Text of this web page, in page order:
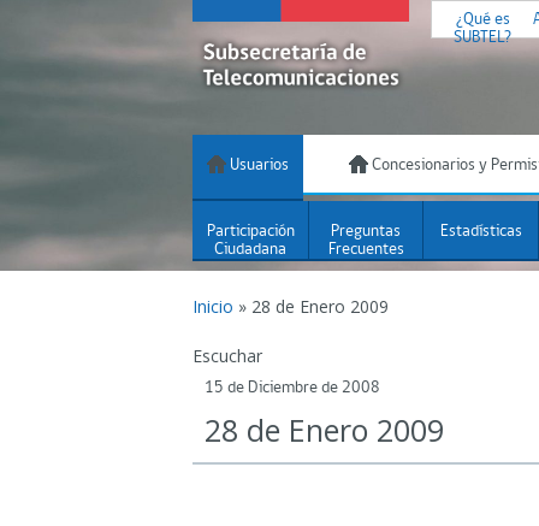
¿Qué es
SUBTEL?
Usuarios Concesionarios y
Participación
Ciudadana
Preguntas
Frecuentes
Estadísticas
Inicio » 28 de Enero 2009
Escuchar
15 de Diciembre de 2008
28 de Enero 2009